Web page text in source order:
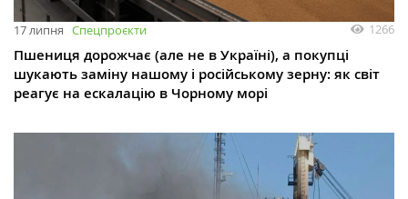
17 липня Спецпроєкти 1266
Пшениця дорожчає (але не в Україні), а покупці
шукають заміну нашому і російському зерну: як світ
реагує на ескалацію в Чорному морі